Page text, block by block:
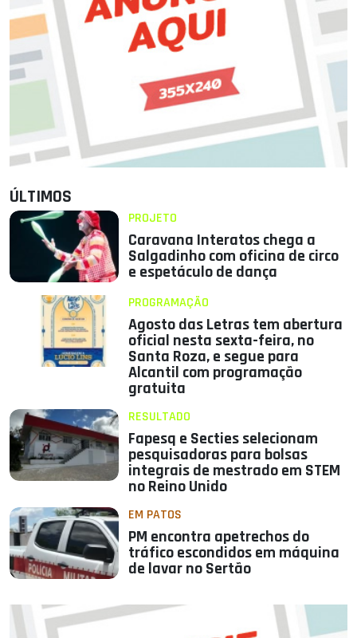
ÚLTIMOS
PROJETO
Caravana Interatos chega a
Salgadinho com oficina de circo
e espetáculo de dança
PROGRAMAÇÃO
Agosto das Letras tem abertura
oficial nesta sexta-feira, no
Santa Roza, e segue para
Alcantil com programação
gratuita
RESULTADO
Fapesq e Secties selecionam
pesquisadoras para bolsas
integrais de mestrado em STEM
no Reino Unido
EM PATOS
PM encontra apetrechos do
tráfico escondidos em máquina
de lavar no Sertão